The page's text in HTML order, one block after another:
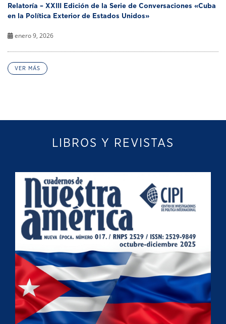
Relatoría – XXIII Edición de la Serie de Conversaciones «Cuba
en la Política Exterior de Estados Unidos»
enero 9, 2026
VER MÁS
LIBROS Y REVISTAS